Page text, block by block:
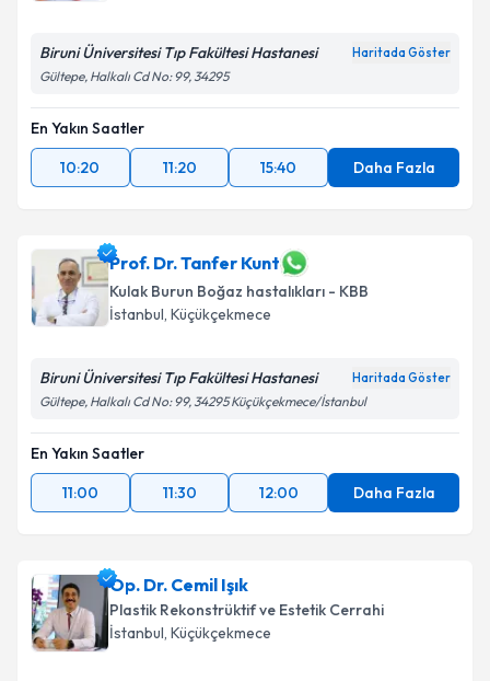
Biruni Üniversitesi Tıp Fakültesi Hastanesi Haritada Göster
Gültepe, Halkalı Cd No: 99, 34295
En Yakın Saatler
10:20
11:20 15:40 Daha Fazla
Prof. Dr. Tanfer Kunt
Kulak Burun Boğaz hastalıkları - KBB
İstanbul, Küçükçekmece
Biruni Üniversitesi Tıp Fakültesi Hastanesi Haritada Göster
Gültepe, Halkalı Cd No: 99, 34295 Küçükçekmece/İstanbul
En Yakın Saatler
11:00
11:30 12:00 Daha Fazla
Op. Dr. Cemil Işık
Plastik Rekonstrüktif ve Estetik Cerrahi
İstanbul, Küçükçekmece